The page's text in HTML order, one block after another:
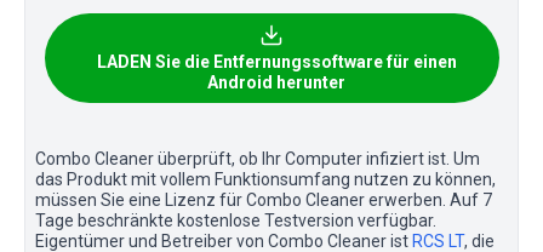
LADEN Sie die Entfernungssoftware für einen
Android herunter
Combo Cleaner überprüft, ob Ihr Computer infiziert ist. Um
das Produkt mit vollem Funktionsumfang nutzen zu können,
müssen Sie eine Lizenz für Combo Cleaner erwerben. Auf 7
Tage beschränkte kostenlose Testversion verfügbar.
Eigentümer und Betreiber von Combo Cleaner ist RCS LT, die